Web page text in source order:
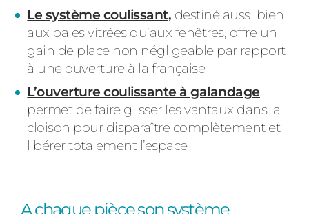
Le système coulissant, destiné aussi bien
aux baies vitrées qu’aux fenêtres, offre un
gain de place non négligeable par rapport
à une ouverture à la française
L’ouverture coulissante à galandage
permet de faire glisser les vantaux dans la
cloison pour disparaître complètement et
libérer totalement l’espace
A chaque pièce son système